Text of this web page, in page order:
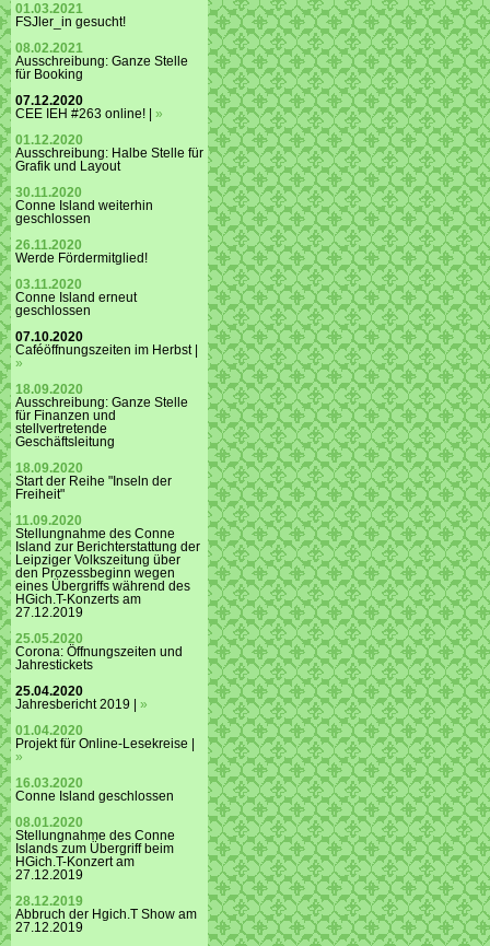
01.03.2021
FSJler_in gesucht!
08.02.2021
Ausschreibung: Ganze Stelle
für Booking
07.12.2020
CEE IEH #263 online! | »
01.12.2020
Ausschreibung: Halbe Stelle für
Grafik und Layout
30.11.2020
Conne Island weiterhin
geschlossen
26.11.2020
Werde Fördermitglied!
03.11.2020
Conne Island erneut
geschlossen
07.10.2020
Caféöffnungszeiten im Herbst |
»
18.09.2020
Ausschreibung: Ganze Stelle
für Finanzen und
stellvertretende
Geschäftsleitung
18.09.2020
Start der Reihe "Inseln der
Freiheit"
11.09.2020
Stellungnahme des Conne
Island zur Berichterstattung der
Leipziger Volkszeitung über
den Prozessbeginn wegen
eines Übergriffs während des
HGich.T-Konzerts am
27.12.2019
25.05.2020
Corona: Öffnungszeiten und
Jahrestickets
25.04.2020
Jahresbericht 2019 | »
01.04.2020
Projekt für Online-Lesekreise |
»
16.03.2020
Conne Island geschlossen
08.01.2020
Stellungnahme des Conne
Islands zum Übergriff beim
HGich.T-Konzert am
27.12.2019
28.12.2019
Abbruch der Hgich.T Show am
27.12.2019